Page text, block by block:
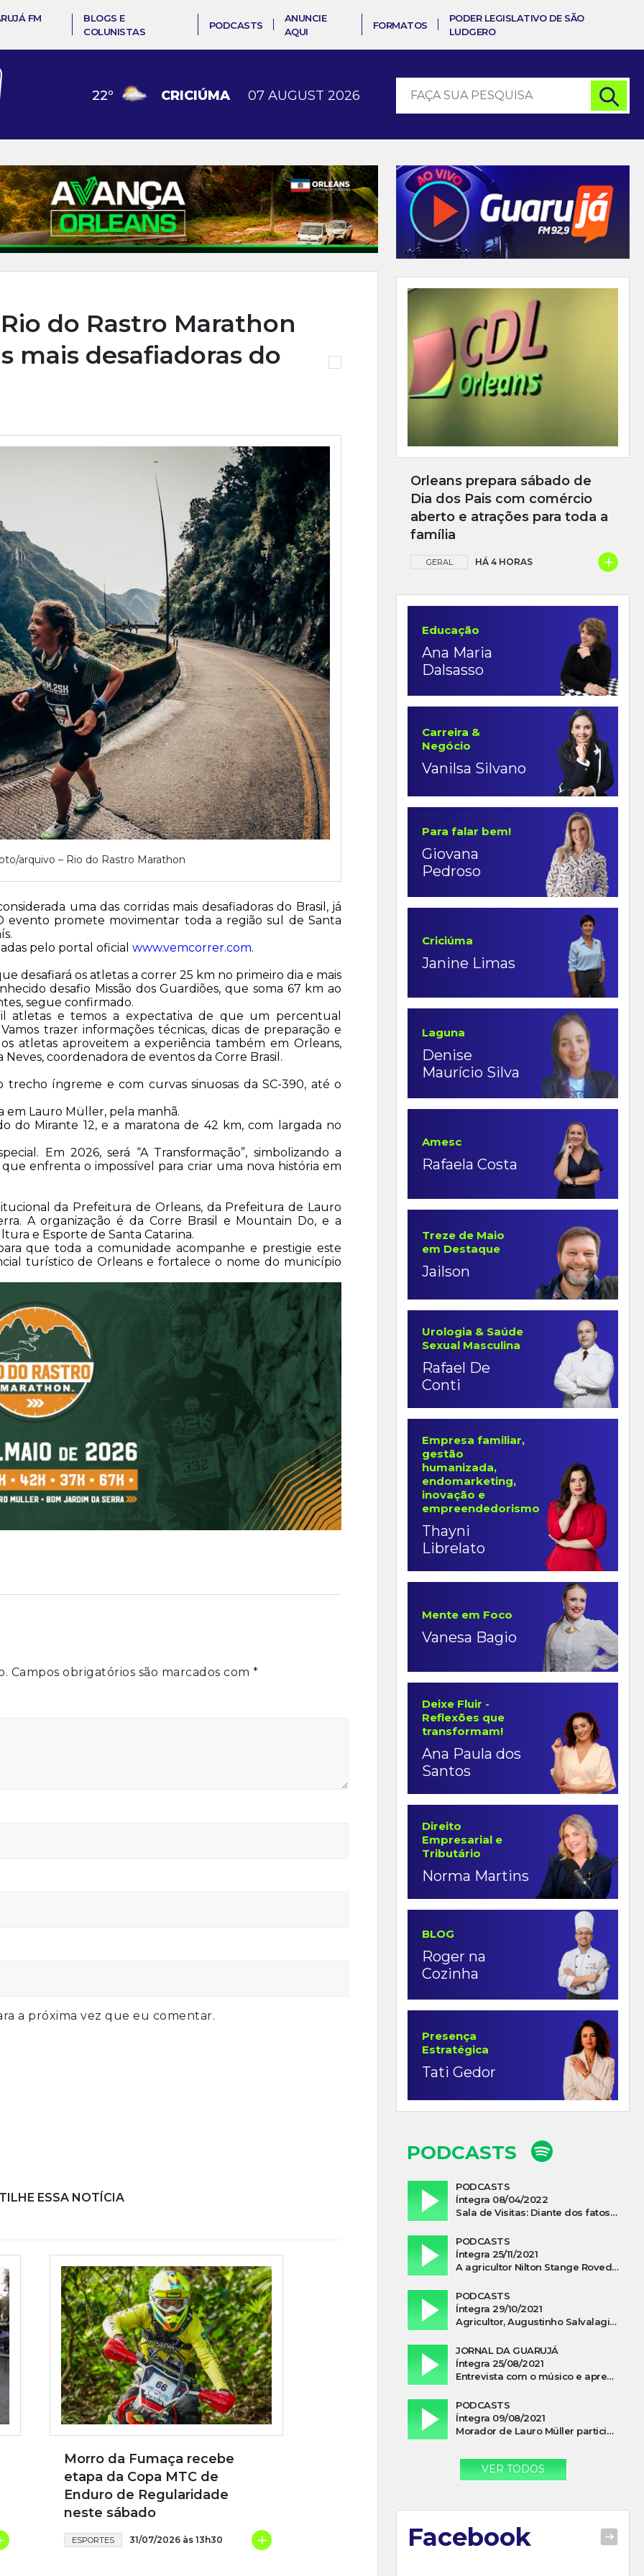
FM
BLOGS E
COLUNISTAS
PODCASTS
ANUNCIE
AQUI
FORMATOS
PODER LEGISLATIVO DE SÃO
LUDGERO
22º CRICIÚMA 07 AUGUST 2026
do Rastro Marathon
mais desafiadoras do
arquivo – Rio do Rastro Marathon
uma das corridas mais desafiadoras do Brasil, já
evento promete movimentar toda a região sul de Santa
pelo portal oficial www.vemcorrer.com.
desafiará os atletas a correr 25 km no primeiro dia e mais
desafio Missão dos Guardiões, que soma 67 km ao
segue confirmado.
atletas e temos a expectativa de que um percentual
trazer informações técnicas, dicas de preparação e
atletas aproveitem a experiência também em Orleans,
coordenadora de eventos da Corre Brasil.
íngreme e com curvas sinuosas da SC-390, até o
em Lauro Müller, pela manhã.
do Mirante 12, e a maratona de 42 km, com largada no
Em 2026, será “A Transformação”, simbolizando a
enfrenta o impossível para criar uma nova história em
da Prefeitura de Orleans, da Prefeitura de Lauro
A organização é da Corre Brasil e Mountain Do, e a
e Esporte de Santa Catarina.
que toda a comunidade acompanhe e prestigie este
turístico de Orleans e fortalece o nome do município
Campos obrigatórios são marcados com *
a próxima vez que eu comentar.
ESSA NOTÍCIA
Morro da Fumaça recebe
etapa da Copa MTC de
Enduro de Regularidade
neste sábado
ESPORTES 31/07/2026 às 13h30 +
Orleans prepara sábado de
Dia dos Pais com comércio
aberto e atrações para toda a
família
GERAL HÁ 4 HORAS +
Educação
Ana Maria
Dalsasso
Carreira &
Negócio
Vanilsa Silvano
Para falar bem!
Giovana
Pedroso
Criciúma
Janine Limas
Laguna
Denise
Maurício Silva
Amesc
Rafaela Costa
Treze de Maio
em Destaque
Jailson
Urologia & Saúde
Sexual Masculina
Rafael De
Conti
Empresa familiar,
gestão
humanizada,
endomarketing,
inovação e
empreendedorismo
Thayni
Librelato
Mente em Foco
Vanesa Bagio
Deixe Fluir -
Reflexões que
transformam!
Ana Paula dos
Santos
Direito
Empresarial e
Tributário
Norma Martins
BLOG
Roger na
Cozinha
Presença
Estratégica
Tati Gedor
PODCASTS
PODCASTS
Íntegra 08/04/2022
Sala de Visitas: Diante dos fatos que influenciam a economia o que podemos esperar de 2022
PODCASTS
Íntegra 25/11/2021
A agricultor Nilton Stange Roveda, afirma ter recebido ajuda espiritual durante acidente
PODCASTS
Íntegra 29/10/2021
Agricultor, Augustinho Salvalagio, relata sobre aparição do Cavaleiro Negro no Rio das Furnas
JORNAL DA GUARUJÁ
Íntegra 25/08/2021
Entrevista com o músico e apresentador, Lismael Ferrareis, no Cidade e Campo
PODCASTS
Íntegra 09/08/2021
Morador de Lauro Müller participa de motociata em apoio a Bolsonaro
VER TODOS
Facebook